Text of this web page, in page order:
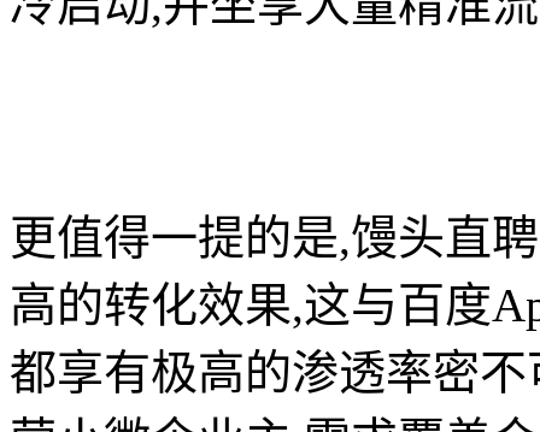
更值得一提的是,馒头直
高的转化效果,这与百度
都享有极高的渗透率密